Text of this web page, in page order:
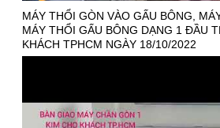
MÁY THỔI GÒN VÀO GẤU BÔNG,
MÁY THỔI GẤU BÔNG DẠNG 1 ĐẦU
KHÁCH TPHCM NGÀY 18/10/2022